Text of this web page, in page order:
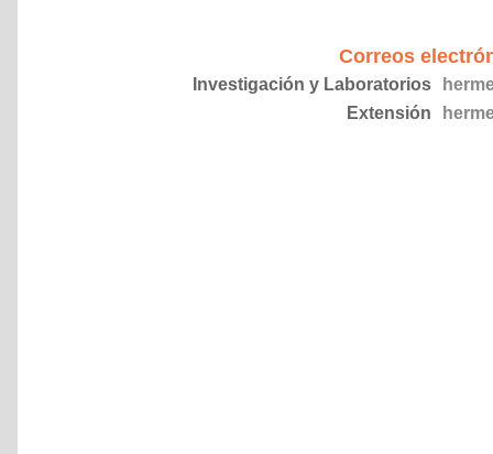
Correos
Investigación y Laboratorios
Extensión